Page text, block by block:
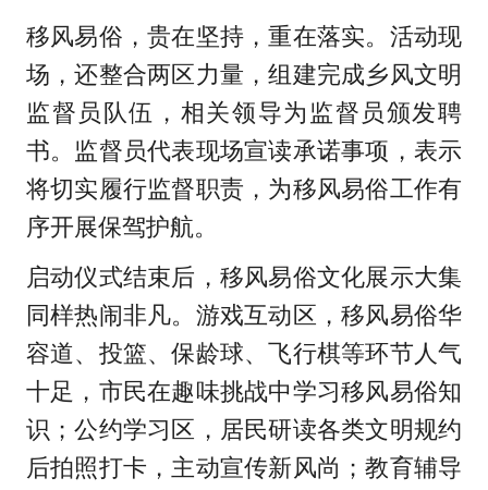
移风易俗，贵在坚持，重在落实。活动现
场，还整合两区力量，组建完成乡风文明
监督员队伍，相关领导为监督员颁发聘
书。监督员代表现场宣读承诺事项，表示
将切实履行监督职责，为移风易俗工作有
序开展保驾护航。
启动仪式结束后，移风易俗文化展示大集
同样热闹非凡。游戏互动区，移风易俗华
容道、投篮、保龄球、飞行棋等环节人气
十足，市民在趣味挑战中学习移风易俗知
识；公约学习区，居民研读各类文明规约
后拍照打卡，主动宣传新风尚；教育辅导